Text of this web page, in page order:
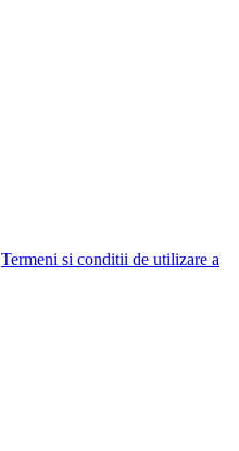
Termeni si conditii de utilizare a